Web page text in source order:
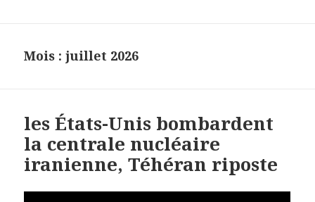
Mois : juillet 2026
les États-Unis bombardent
la centrale nucléaire
iranienne, Téhéran riposte